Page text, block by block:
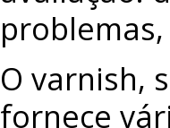
O varnish,
fornece